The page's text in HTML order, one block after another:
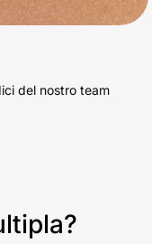
del nostro team